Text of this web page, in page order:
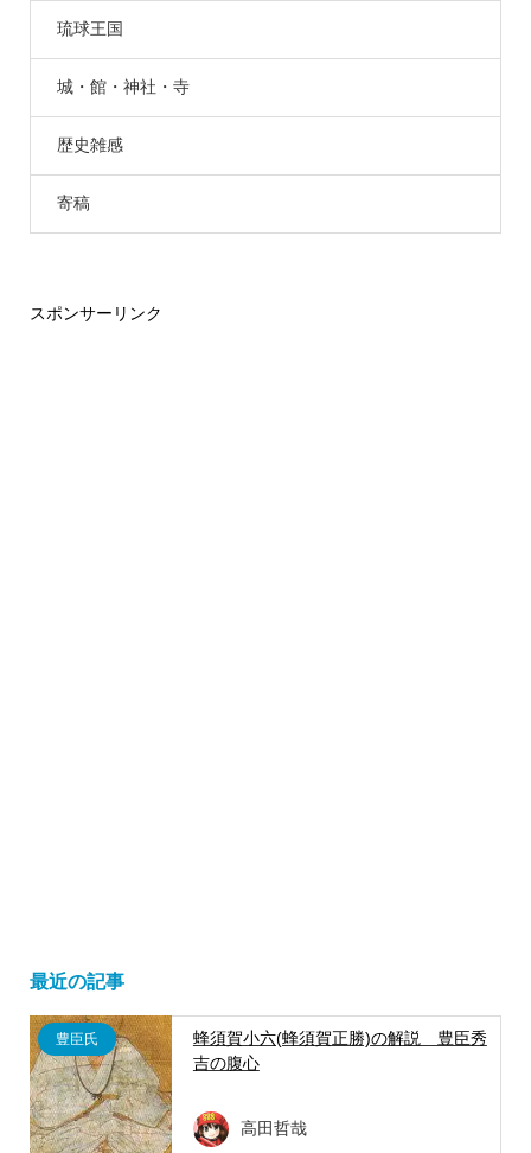
琉球王国
城・館・神社・寺
歴史雑感
寄稿
スポンサーリンク
最近の記事
豊臣氏
蜂須賀小六(蜂須賀正勝)の解説 豊臣秀
吉の腹心
高田哲哉